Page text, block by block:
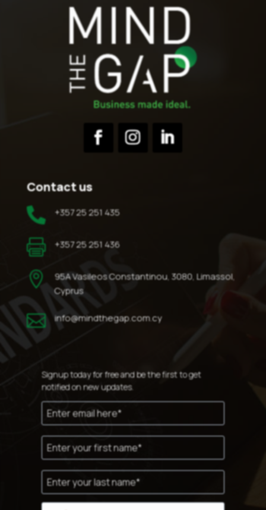
Contact us
 +357 25 251 435
 +357 25 251 436

95A Vasileos Constantinou, 3080, Limassol,
Cyprus
 info@mindthegap.com.cy
Signup today for free and be the first to get
notified on new updates.